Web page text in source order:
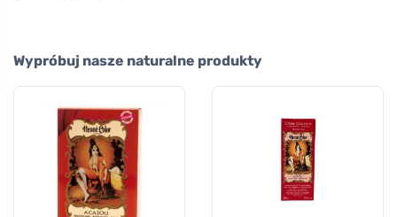
Wypróbuj nasze naturalne produkty